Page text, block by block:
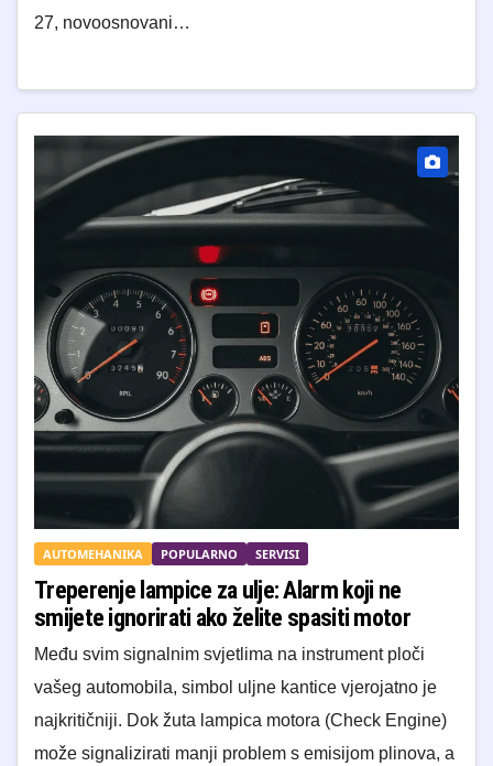
27, novoosnovani…
AUTOMEHANIKA POPULARNO SERVISI
Treperenje lampice za ulje: Alarm koji ne
smijete ignorirati ako želite spasiti motor
Među svim signalnim svjetlima na instrument ploči
vašeg automobila, simbol uljne kantice vjerojatno je
najkritičniji. Dok žuta lampica motora (Check Engine)
može signalizirati manji problem s emisijom plinova, a